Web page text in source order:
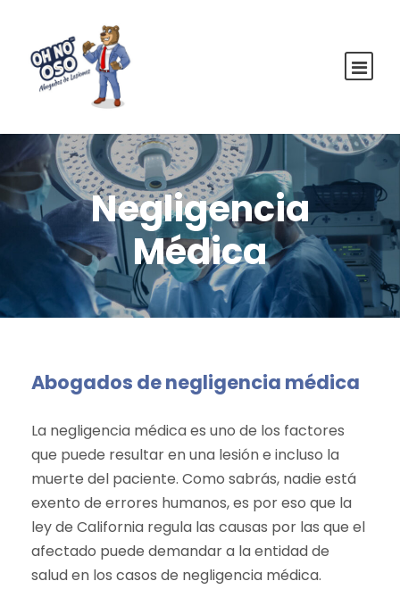
Negligencia
Médica
Abogados de negligencia médica
La negligencia médica es uno de los factores
que puede resultar en una lesión e incluso la
muerte del paciente. Como sabrás, nadie está
exento de errores humanos, es por eso que la
ley de California regula las causas por las que el
afectado puede demandar a la entidad de
salud en los casos de negligencia médica.